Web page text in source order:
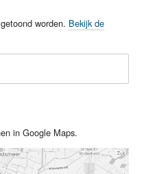
worden. Bekijk de
in Google Maps.